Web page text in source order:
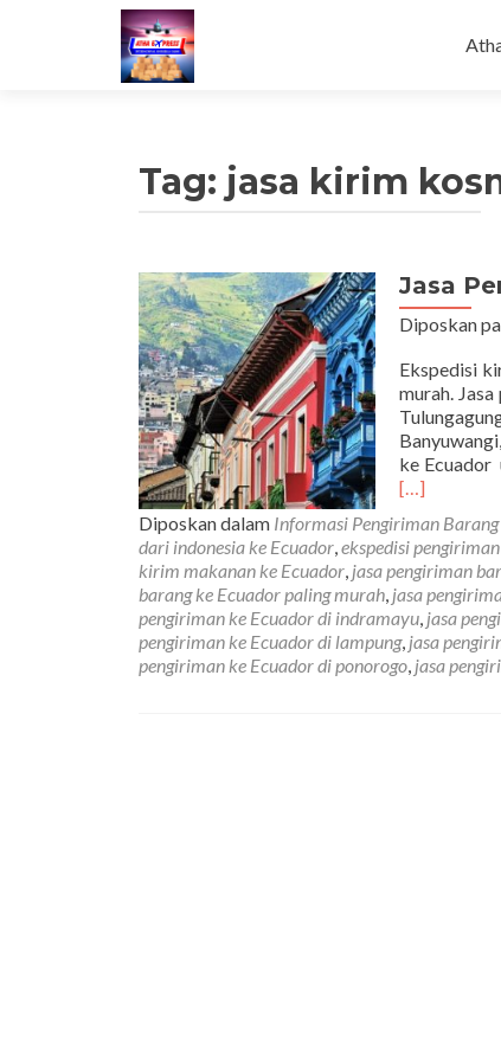
ke
Tag: jasa kirim
Jasa
Diposkan
Ekspedisi
murah.
ke Ecuador
[…]
Diposkan dalam Informasi Pengiriman
dari indonesia ke Ecuador,ekspedisi
kirim makanan ke Ecuador, jasa pengiriman
barang ke Ecuador paling murah, jasa
pengiriman ke Ecuador di indramayu, jasa
pengiriman ke Ecuador di lampung, jasa
pengiriman ke Ecuador di ponorogo, jasa